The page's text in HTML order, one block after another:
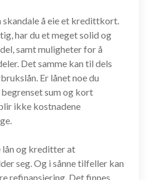
skandale å eie et kredittkort.
har du et meget solid og
samt muligheter for å
Det samme kan til dels
Er lånet noe du
sum og kort
ikke kostnadene
lån og kreditter at
seg. Og i sånne tilfeller kan
refinansiering. Det finnes